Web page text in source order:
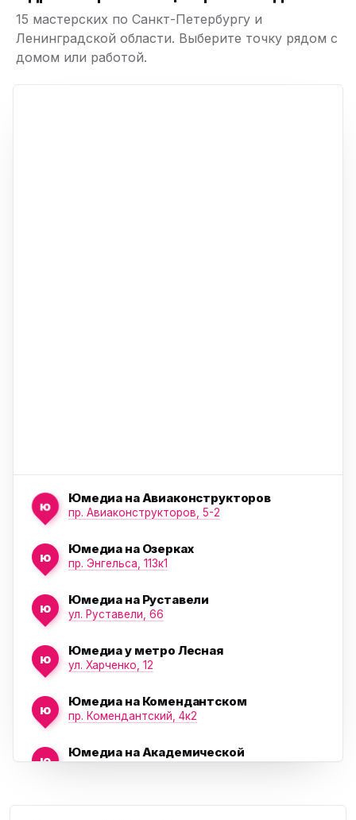
15 мастерских по Санкт-Петербургу и
Ленинградской области. Выберите точку рядом с
домом или работой.
ю
Юмедиа на Авиаконструкторов
пр. Авиаконструкторов, 5-2
ю
Юмедиа на Озерках
пр. Энгельса, 113к1
ю
Юмедиа на Руставели
ул. Руставели, 66
ю
Юмедиа у метро Лесная
ул. Харченко, 12
ю
Юмедиа на Комендантском
пр. Комендантский, 4к2
ю
Юмедиа на Академической